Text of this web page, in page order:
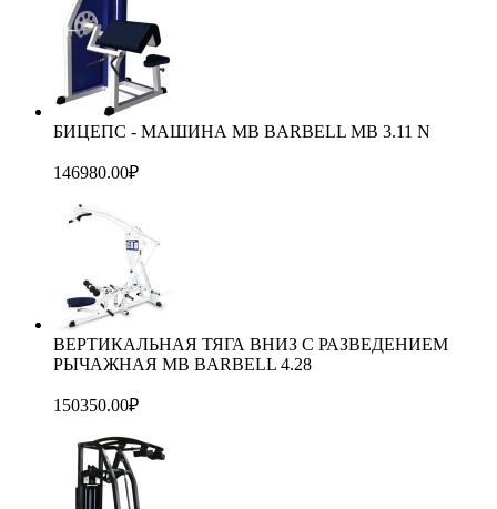
БИЦЕПС - МАШИНА MB BARBELL MB 3.11 N
146980.00₽
ВЕРТИКАЛЬНАЯ ТЯГА ВНИЗ С РАЗВЕДЕНИЕМ
РЫЧАЖНАЯ MB BARBELL 4.28
150350.00₽